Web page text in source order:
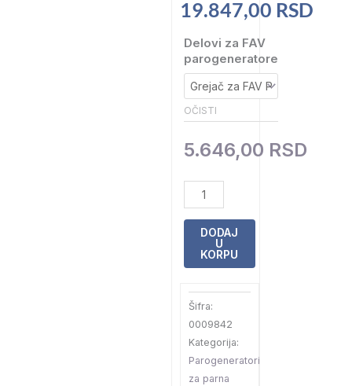
19.847,00 RSD
od
3.666,00 RSD
do
19.847,00 RSD
Delovi za FAV
parogeneratore
OČISTI
5.646,00 RSD
Delovi
za
FAV
parogeneratore
količina
DODAJ
U
KORPU
Šifra:
0009842
Kategorija:
Parogeneratori
za parna